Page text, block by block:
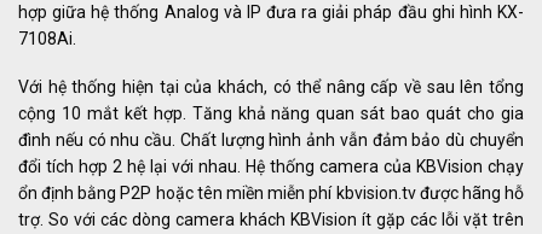
hợp giữa hệ thống Analog và IP đưa ra giải pháp đầu ghi hình KX-
7108Ai.
Với hệ thống hiện tại của khách, có thể nâng cấp về sau lên tổng
cộng 10 mắt kết hợp. Tăng khả năng quan sát bao quát cho gia
đình nếu có nhu cầu. Chất lượng hình ảnh vẫn đảm bảo dù chuyển
đổi tích hợp 2 hệ lại với nhau. Hệ thống camera của KBVision chạy
ổn định bằng P2P hoặc tên miền miễn phí kbvision.tv được hãng hỗ
trợ. So với các dòng camera khách KBVision ít gặp các lỗi vặt trên